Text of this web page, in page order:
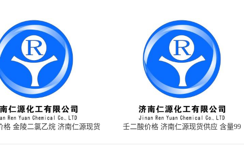
格 金陵二氯乙烷 济南仁源现货 壬二酸价格 济南仁源现货供应 含量99